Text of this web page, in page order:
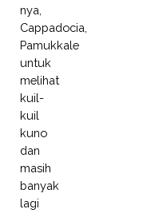
nya,
Cappadocia,
Pamukkale
untuk
melihat
kuil-
kuil
kuno
dan
masih
banyak
lagi